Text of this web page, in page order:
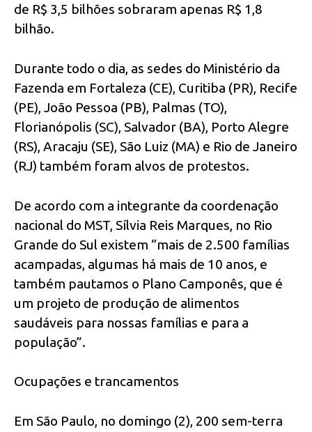
de R$ 3,5 bilhões sobraram apenas R$ 1,8
bilhão.
Durante todo o dia, as sedes do Ministério da
Fazenda em Fortaleza (CE), Curitiba (PR), Recife
(PE), João Pessoa (PB), Palmas (TO),
Florianópolis (SC), Salvador (BA), Porto Alegre
(RS), Aracaju (SE), São Luiz (MA) e Rio de Janeiro
(RJ) também foram alvos de protestos.
De acordo com a integrante da coordenação
nacional do MST, Sílvia Reis Marques, no Rio
Grande do Sul existem “mais de 2.500 famílias
acampadas, algumas há mais de 10 anos, e
também pautamos o Plano Camponês, que é
um projeto de produção de alimentos
saudáveis para nossas famílias e para a
população”.
Ocupações e trancamentos
Em São Paulo, no domingo (2), 200 sem-terra